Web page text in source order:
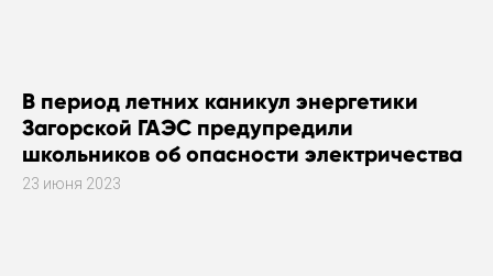
В период летних каникул энергетики
Загорской ГАЭС предупредили
школьников об опасности электричества
23 июня 2023